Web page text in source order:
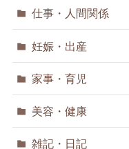
仕事・人間関係
妊娠・出産
家事・育児
美容・健康
雑記・日記